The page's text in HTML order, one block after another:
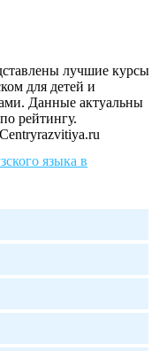
лучшие курсы
для детей и
Данные актуальны
рейтингу.
языка в